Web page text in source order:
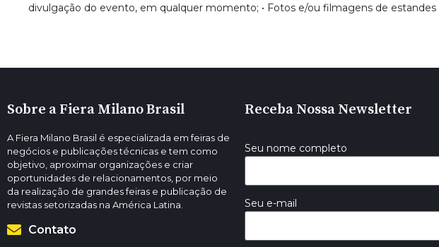
divulgação do evento, em qualquer momento; • Fotos e/ou filmagens de
Sobre a Fiera Milano Brasil
A Fiera Milano Brasil é especializada em feiras de
negócios e publicações técnicas e tem como
objetivo, aproximar organizações e criar
oportunidades de relacionamentos, por meio
da realização de grandes feiras e publicação de
revistas setorizadas na América Latina.
Contato
Receba Nossa Newsletter
Seu nome completo
Seu e-mail